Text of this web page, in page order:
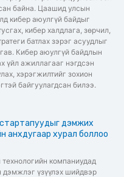
байна. Цаашид улсын
кибер аюулгүй байдыг
кибер халдлага, зөрчил,
батлах зэрэг асуудлыг
Кибер аюулгүй байдлын
үйл ажиллагааг нэгдсэн
хэрэгжилтийг зохион
байгуулагдсан билээ.
стартапуудыг дэмжих
анхдугаар хурал боллоо
компаниудад
дэмжлэг үзүүлэх шийдвэр